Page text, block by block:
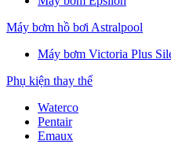
Máy bơm hồ bơi Astralpool
Máy bơm Victoria Plus
Phụ kiện thay thế
Waterco
Pentair
Emaux